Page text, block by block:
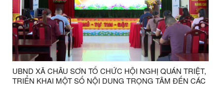
UBND XÃ CHÂU SƠN TỔ CHỨC HỘI NGHỊ QUÁN TRIỆT,
TRIỂN KHAI MỘT SỐ NỘI DUNG TRỌNG TÂM ĐẾN CÁC